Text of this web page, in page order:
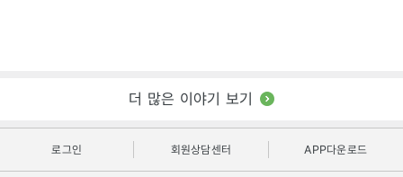
더 많은 이야기 보기
로그인 회원상담센터 APP다운로드